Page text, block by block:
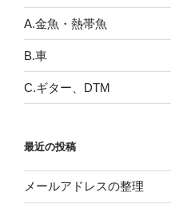
A.金魚・熱帯魚
B.車
C.ギター、DTM
最近の投稿
メールアドレスの整理